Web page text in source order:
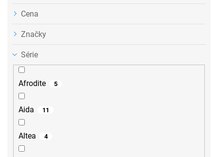
Cena
Značky
Série
Afrodite 5
Aida 11
Altea 4